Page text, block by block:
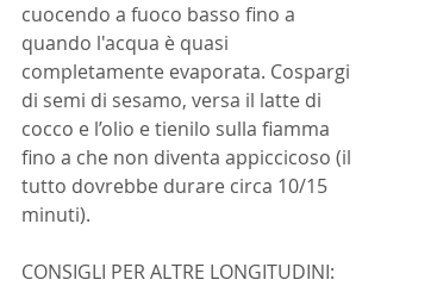
cuocendo a fuoco basso fino a
quando l'acqua è quasi
completamente evaporata. Cospargi
di semi di sesamo, versa il latte di
cocco e l’olio e tienilo sulla fiamma
fino a che non diventa appiccicoso (il
tutto dovrebbe durare circa 10/15
minuti).
CONSIGLI PER ALTRE LONGITUDINI: